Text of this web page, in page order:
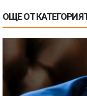
ОЩЕ ОТ